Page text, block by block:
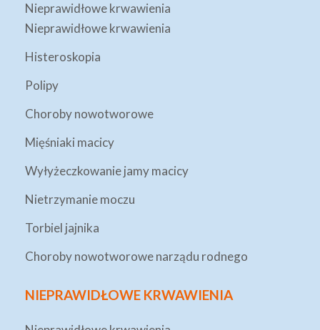
Nieprawidłowe krwawienia
Nieprawidłowe krwawienia
Histeroskopia
Polipy
Choroby nowotworowe
Mięśniaki macicy
Wyłyżeczkowanie jamy macicy
Nietrzymanie moczu
Torbiel jajnika
Choroby nowotworowe narządu rodnego
NIEPRAWIDŁOWE KRWAWIENIA